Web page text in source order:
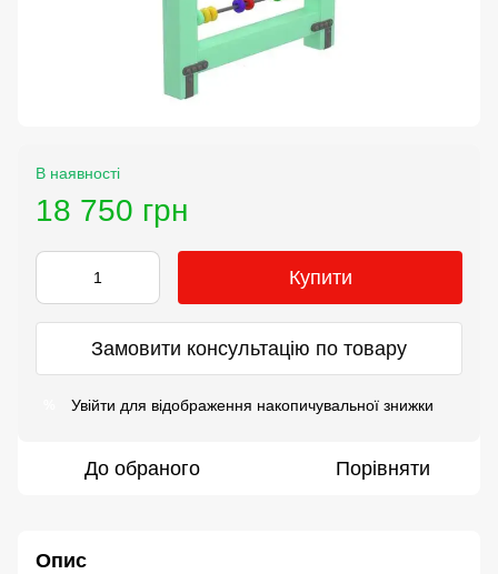
В наявності
18 750 грн
Купити
Замовити консультацію по товару
Увійти для відображення накопичувальної знижки
До обраного Порівняти
Опис